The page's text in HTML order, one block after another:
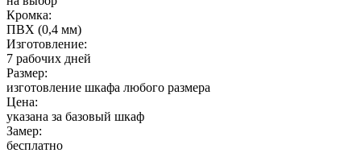
Кромка:
ПВХ (0,4 мм)
Изготовление:
7 рабочих дней
Размер:
изготовление шкафа любого размера
Цена:
указана за базовый шкаф
Замер:
бесплатно